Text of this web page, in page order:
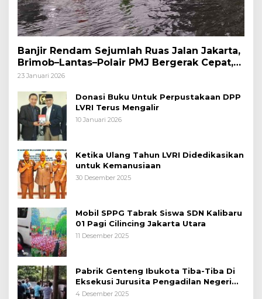
Banjir Rendam Sejumlah Ruas Jalan Jakarta,
Brimob–Lantas–Polair PMJ Bergerak Cepat,
Polri Siagakan 128.247 Personel Secara
23 Januari 2026
Donasi Buku Untuk Perpustakaan DPP
LVRI Terus Mengalir
10 Januari 2026
Ketika Ulang Tahun LVRI Didedikasikan
untuk Kemanusiaan
30 Desember 2025
Mobil SPPG Tabrak Siswa SDN Kalibaru
01 Pagi Cilincing Jakarta Utara
11 Desember 2025
Pabrik Genteng Ibukota Tiba-Tiba Di
Eksekusi Jurusita Pengadilan Negeri
Tangerang, Diduga Cacat Hukum Sejak
4 Desember 2025